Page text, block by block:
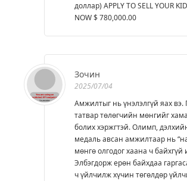
доллар) APPLY TO SELL YOUR
NOW $ 780,000.00
Зочин
2025/07/04
Амжилтыг нь үнэлэлгүй яах вэ.
татвар төлөгчийн мөнгийг
болих хэржгтэй. Олимп,
медаль авсан амжилтаар нь
мөнгө олгодог хаана ч
Элбэгдорж ерөн байхдаа
ч үйлчилж хүчин төгөлдөр